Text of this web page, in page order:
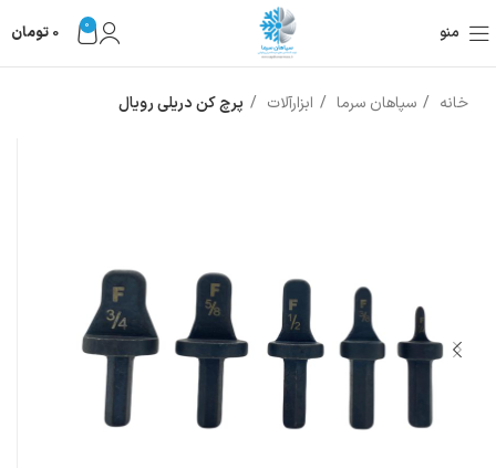
منو 0
0 تومان
خانه سپاهان سرما ابزارآلات پرچ کن دریلی رویال